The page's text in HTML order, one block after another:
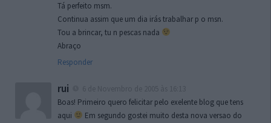
Tá perfeito msm.
Continua assim que um dia irás trabalhar p o msn.
Tou a brincar, tu n pescas nada
Abraço
Responder
rui
Boas! Primeiro quero felicitar pelo exelente blog que tens
aqui
Em segundo gostei muito desta nova versao do